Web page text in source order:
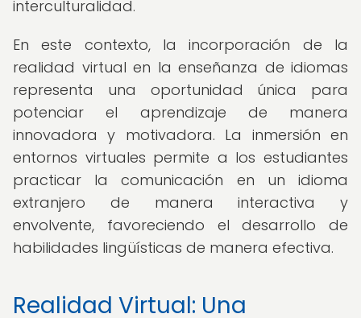
interculturalidad.
En este contexto, la incorporación de la
realidad virtual en la enseñanza de idiomas
representa una oportunidad única para
potenciar el aprendizaje de manera
innovadora y motivadora. La inmersión en
entornos virtuales permite a los estudiantes
practicar la comunicación en un idioma
extranjero de manera interactiva y
envolvente, favoreciendo el desarrollo de
habilidades lingüísticas de manera efectiva.
Realidad Virtual: Una